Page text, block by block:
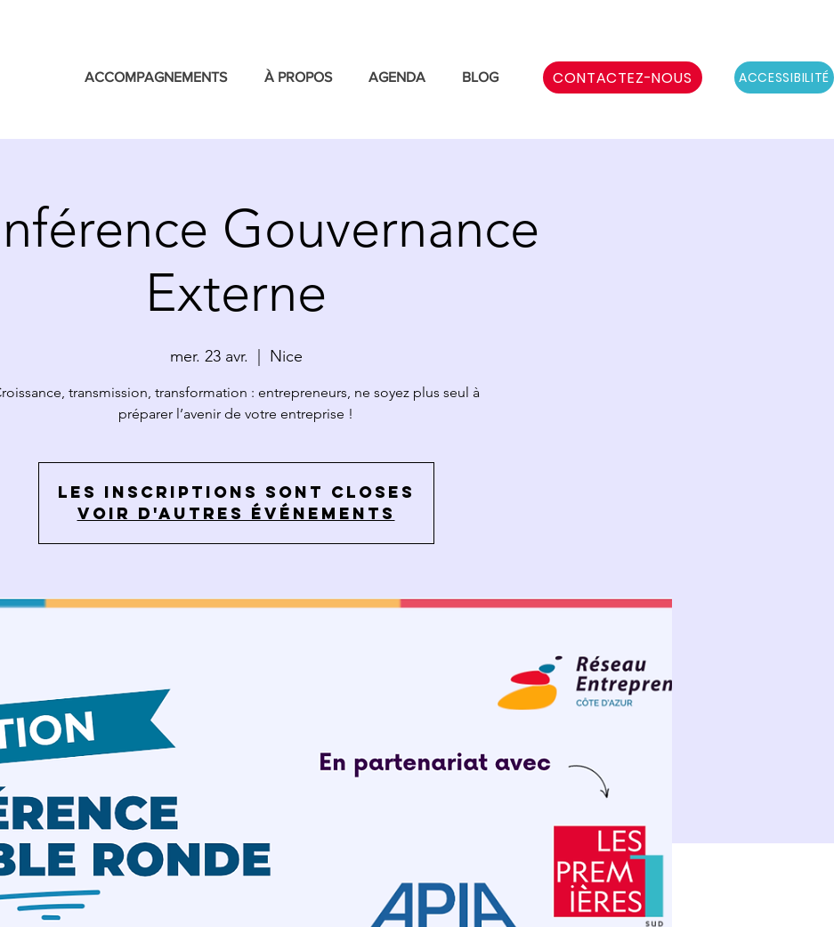
ACCOMPAGNEMENTS À PROPOS AGENDA BLOG CONTACTEZ-NOUS ACCESSIBILITÉ
Gouvernance
Externe
mer. 23 avr. Nice
transmission, transformation : entrepreneurs, ne soyez plus seul à
préparer l’avenir de votre entreprise !
Les inscriptions sont closes
Voir d'autres événements